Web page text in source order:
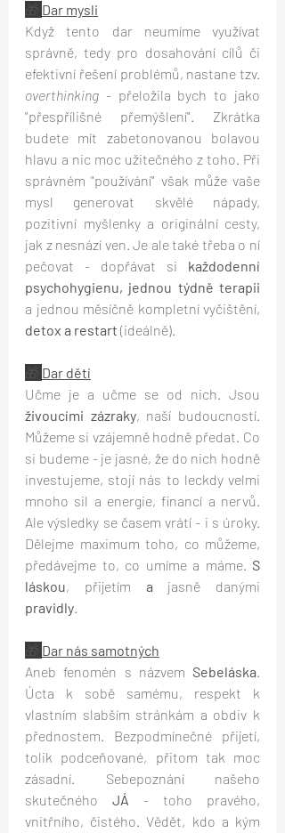
Dar mysli
Když tento dar neumíme využívat
správně, tedy pro dosahování cílů či
overthinking - přeložila bych to jako
"přespřílišné přemýšlení". Zkrátka
budete mít zabetonovanou bolavou
hlavu a nic moc užitečného z toho. Při
správném "používání" však může vaše
mysl generovat skvělé nápady,
pozitivní myšlenky a originální cesty,
jak z nesnází ven. Je ale také třeba o ní
pečovat - dopřávat si každodenní
detox a restart (ideálně).
Dar dětí
Učme je a učme se od nich. Jsou
živoucími zázraky, naší budoucností.
Můžeme si vzájemně hodně předat. Co
si budeme - je jasné, že do nich hodně
investujeme, stojí nás to leckdy velmi
mnoho sil a energie, financí a nervů.
Ale výsledky se časem vrátí - i s úroky.
Dělejme maximum toho, co můžeme,
předávejme to, co umíme a máme. S
láskou, přijetím a jasně danými
pravidly.
Dar nás samotných
Aneb fenomén s názvem Sebeláska.
Úcta k sobě samému, respekt k
vlastním slabším stránkám a obdiv k
přednostem. Bezpodmínečné přijetí,
tolik podceňované, přitom tak moc
zásadní. Sebepoznání našeho
skutečného JÁ - toho pravého,
vnitřního, čistého. Vědět, kdo a kým